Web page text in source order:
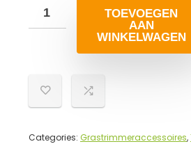
TOEVOEGEN
AAN
WINKELWAGEN
Categories: Grastrimmeraccessoires,